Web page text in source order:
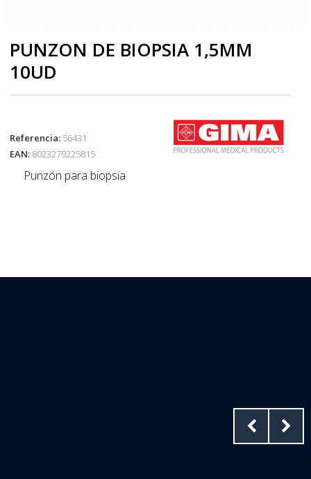
PUNZON DE BIOPSIA 1,5MM
10UD
Referencia: 56431
EAN: 8023279225815
Punzón para biopsia